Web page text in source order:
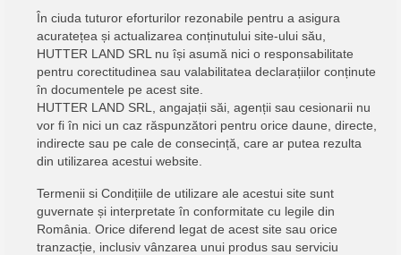
În ciuda tuturor eforturilor rezonabile pentru a asigura
acuratețea și actualizarea conținutului site-ului său,
HUTTER LAND SRL nu își asumă nici o responsabilitate
pentru corectitudinea sau valabilitatea declarațiilor conținute
în documentele pe acest site.
HUTTER LAND SRL, angajații săi, agenții sau cesionarii nu
vor fi în nici un caz răspunzători pentru orice daune, directe,
indirecte sau pe cale de consecință, care ar putea rezulta
din utilizarea acestui website.
Termenii si Condițiile de utilizare ale acestui site sunt
guvernate și interpretate în conformitate cu legile din
România. Orice diferend legat de acest site sau orice
tranzacție, inclusiv vânzarea unui produs sau serviciu